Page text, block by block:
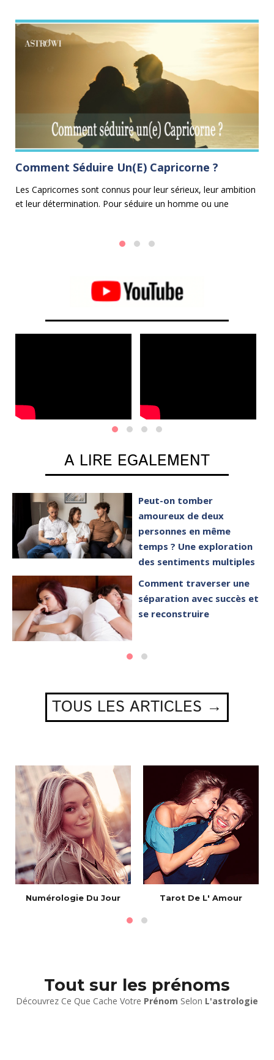
Comment Séduire Un(e) Capricorne ?
Les Capricornes sont connus pour leur sérieux, leur ambition
et leur détermination. Pour séduire un homme ou une
A LIRE EGALEMENT
Peut-on tomber
amoureux de deux
personnes en même
temps ? Une exploration
des sentiments multiples
Comment traverser une
séparation avec succès et
se reconstruire
TOUS LES ARTICLES →
Numérologie Du Jour Tarot De L' Amour
Tout sur les prénoms
Découvrez Ce Que Cache Votre Prénom Selon L'astrologie